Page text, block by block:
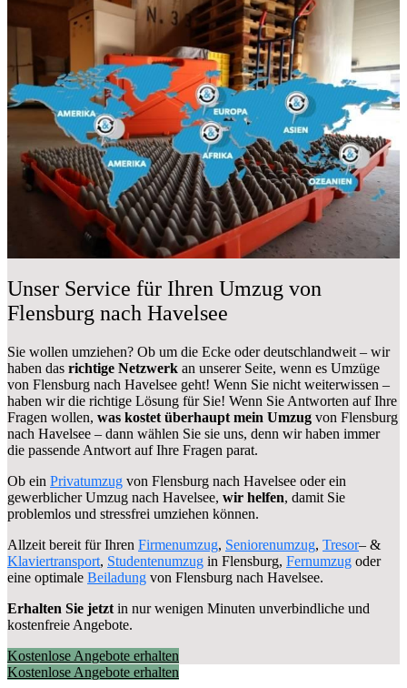
Unser Service für Ihren Umzug von
Flensburg nach Havelsee
Sie wollen umziehen? Ob um die Ecke oder deutschlandweit – wir
haben das richtige Netzwerk an unserer Seite, wenn es Umzüge
von Flensburg nach Havelsee geht! Wenn Sie nicht weiterwissen –
haben wir die richtige Lösung für Sie! Wenn Sie Antworten auf Ihre
Fragen wollen, was kostet überhaupt mein Umzug von Flensburg
nach Havelsee – dann wählen Sie sie uns, denn wir haben immer
die passende Antwort auf Ihre Fragen parat.
Ob ein Privatumzug von Flensburg nach Havelsee oder ein
gewerblicher Umzug nach Havelsee, wir helfen, damit Sie
problemlos und stressfrei umziehen können.
Allzeit bereit für Ihren Firmenumzug, Seniorenumzug, Tresor– &
Klaviertransport, Studentenumzug in Flensburg, Fernumzug oder
eine optimale Beiladung von Flensburg nach Havelsee.
Erhalten Sie jetzt in nur wenigen Minuten unverbindliche und
kostenfreie Angebote.
Kostenlose Angebote erhalten
Kostenlose Angebote erhalten